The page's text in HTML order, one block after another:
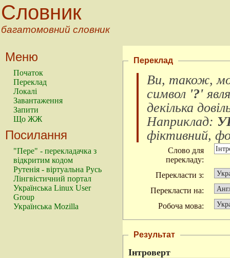
Словник
багатомовний словник
Меню
Початок
Переклад
Локалі
Завантаження
Запити
Що ЖЖ
Посилання
"Пере" - перекладачка з
відкритим кодом
Рутенія - віртуальна Русь
Лінгвістичний портал
Українська Linux User
Group
Українська Mozilla
Переклад
Ви, також,
символ '?'
декілька
Наприклад:
фіктивний,
Слово для
перекладу:
Перекласти з:
Перекласти на:
Робоча мова:
Результат
Інтроверт